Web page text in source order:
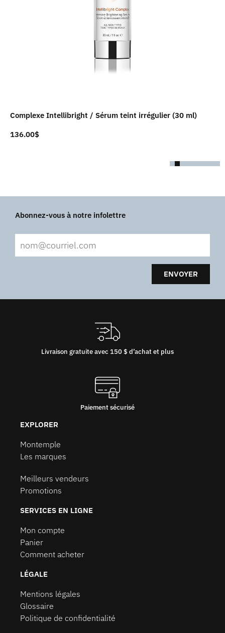
Complexe Intellibright / Sérum teint irrégulier (30 ml)
136.00$
Abonnez-vous à notre infolettre
ENVOYER
Livraison gratuite avec 150 $ d’achat et plus
Paiement sécurisé
EXPLORER
Montemple
Les marques
Meilleurs vendeurs
Promotions
SERVICES EN LIGNE
Mon compte
Panier
Comment acheter
LÉGALE
Mentions légales
Glossaire
Politique de confidentialité